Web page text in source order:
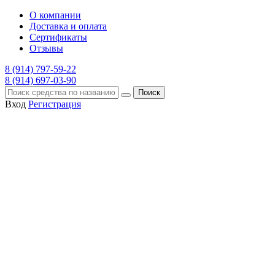
О компании
Доставка и оплата
Сертификаты
Отзывы
8 (914) 797-59-22
8 (914) 697-03-90
Поиск
Вход Регистрация